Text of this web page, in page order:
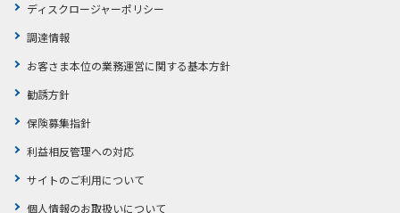
ディスクロージャーポリシー
調達情報
お客さま本位の業務運営に関する基本方針
勧誘方針
保険募集指針
利益相反管理への対応
サイトのご利用について
個人情報のお取扱いについて